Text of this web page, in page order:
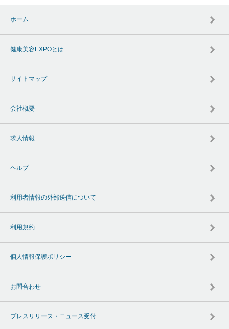
ホーム
健康美容EXPOとは
サイトマップ
会社概要
求人情報
ヘルプ
利用者情報の外部送信について
利用規約
個人情報保護ポリシー
お問合わせ
プレスリリース・ニュース受付